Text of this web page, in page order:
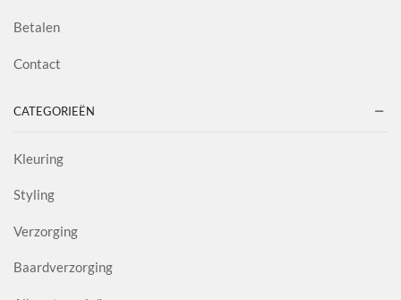
Betalen
Contact
CATEGORIEËN
Kleuring
Styling
Verzorging
Baardverzorging